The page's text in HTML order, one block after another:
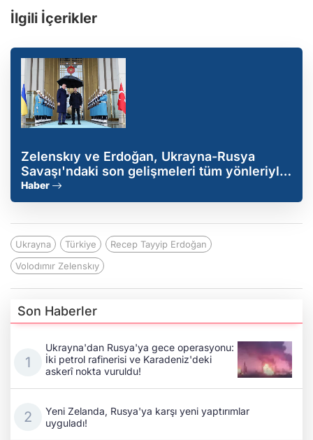
İlgili İçerikler
Zelenskıy ve Erdoğan, Ukrayna-Rusya
Savaşı'ndaki son gelişmeleri tüm yönleriyle
ele alacak
Haber
Ukrayna Türkiye
Recep Tayyip Erdoğan
Volodımır Zelenskıy
Son Haberler
Ukrayna'dan Rusya'ya gece operasyonu:
İki petrol rafinerisi ve Karadeniz'deki
askerî nokta vuruldu!
Yeni Zelanda, Rusya'ya karşı yeni yaptırımlar
uyguladı!